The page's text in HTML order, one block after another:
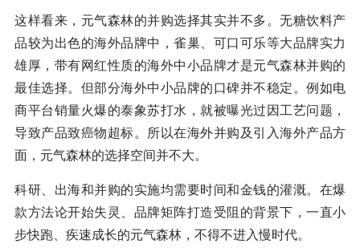
这样看来，元气森林的并购选择其实并不多。无糖饮料产
品较为出色的海外品牌中，雀巢、可口可乐等大品牌实力
雄厚，带有网红性质的海外中小品牌才是元气森林并购的
最佳选择。但部分海外中小品牌的口碑并不稳定。例如电
商平台销量火爆的泰象苏打水，就被曝光过因工艺问题，
导致产品致癌物超标。所以在海外并购及引入海外产品方
面，元气森林的选择空间并不大。
科研、出海和并购的实施均需要时间和金钱的灌溉。在爆
款方法论开始失灵、品牌矩阵打造受阻的背景下，一直小
步快跑、疾速成长的元气森林，不得不进入慢时代。